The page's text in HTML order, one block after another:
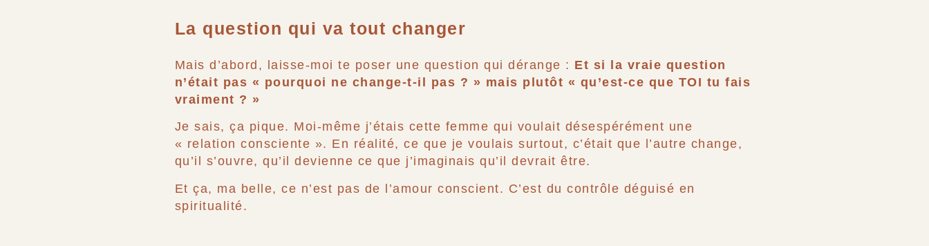
La question qui va tout changer
Mais d’abord, laisse-moi te poser une question qui dérange : Et si la vraie question
n’était pas « pourquoi ne change-t-il pas ? » mais plutôt « qu’est-ce que TOI tu fais
vraiment ? »
Je sais, ça pique. Moi-même j’étais cette femme qui voulait désespérément une
« relation consciente ». En réalité, ce que je voulais surtout, c’était que l’autre change,
qu’il s’ouvre, qu’il devienne ce que j’imaginais qu’il devrait être.
Et ça, ma belle, ce n’est pas de l’amour conscient. C’est du contrôle déguisé en
spiritualité.